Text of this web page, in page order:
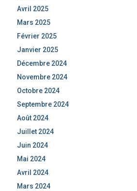
Avril 2025
Mars 2025
Février 2025
Janvier 2025
Décembre 2024
Novembre 2024
Octobre 2024
Septembre 2024
Août 2024
Juillet 2024
Juin 2024
Mai 2024
Avril 2024
Mars 2024